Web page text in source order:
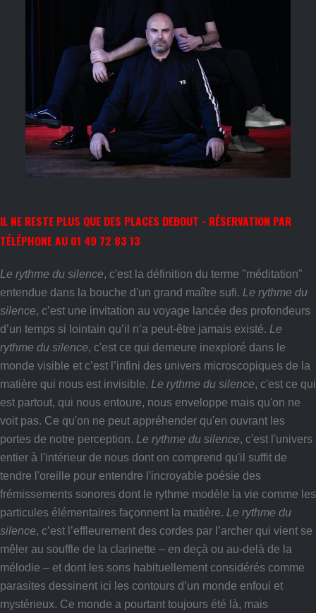
IL NE RESTE PLUS QUE DES PLACES DEBOUT - RÉSERVATION PAR
TÉLÉPHONE AU 01 49 72 83 13
Le rythme du silence, c'est la définition du terme "méditation"
entendue dans la bouche d'un grand maître sufi. Le rythme du
silence, c’est une invitation au voyage lancée des profondeurs
d’un temps si lointain qu’il n’a peut-être jamais existé. Le
rythme du silence, c'est ce qui demeure inexploré dans le
monde visible et c’est l’infini des univers microscopiques de la
matière qui nous est invisible. Le rythme du silence, c'est ce qui
est partout, qui nous entoure, nous enveloppe mais qu'on ne
voit pas. Ce qu'on ne peut appréhender qu'en ouvrant les
portes de notre perception. Le rythme du silence, c'est l'univers
entier à l'intérieur de nous dont on comprend qu'il suffit de
tendre l'oreille pour entendre l'incroyable poésie des
frémissements sonores dont le rythme modèle la vie comme les
particules élémentaires façonnent la matière. Le rythme du
silence, c’est l’effleurement des cordes par l’archer qui vient se
mêler au souffle de la clarinette – en deçà ou au-delà de la
mélodie – et dont les sons habituellement considérés comme
parasites dessinent ici les contours d’un monde enfoui et
mystérieux. Ce monde a pourtant toujours été là, mais